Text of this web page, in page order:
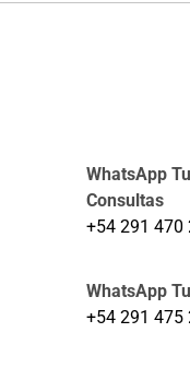
WhatsApp
Consultas
+54 291 470
WhatsApp
+54 291 475